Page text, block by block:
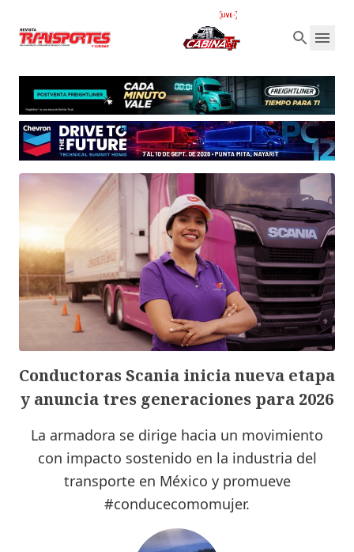
Conductoras Scania inicia nueva etapa
y anuncia tres generaciones para 2026
La armadora se dirige hacia un movimiento
con impacto sostenido en la industria del
transporte en México y promueve
#conducecomomujer.